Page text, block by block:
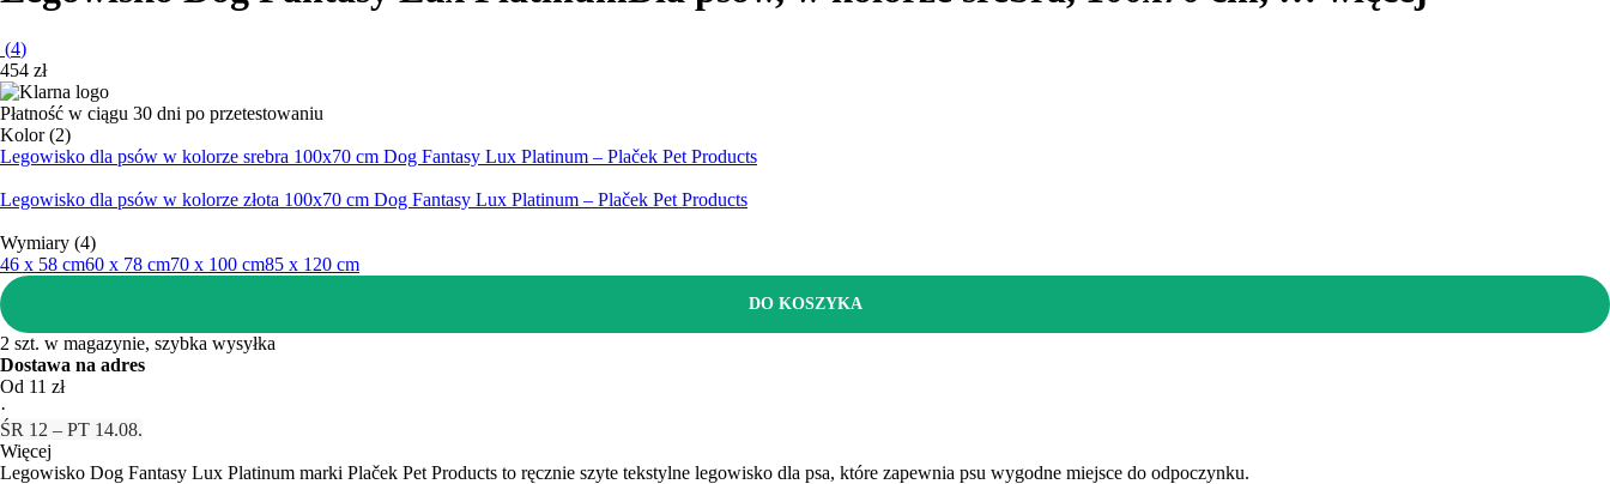
(4)
454 zł
Płatność w ciągu 30 dni po przetestowaniu
Kolor (2)
Legowisko dla psów w kolorze srebra 100x70 cm Dog Fantasy Lux Platinum – Plaček Pet Products
Legowisko dla psów w kolorze złota 100x70 cm Dog Fantasy Lux Platinum – Plaček Pet Products
Wymiary (4)
46 x 58 cm60 x 78 cm70 x 100 cm85 x 120 cm
DO KOSZYKA
2 szt. w magazynie, szybka wysyłka
Dostawa na adres
Od 11 zł
·
ŚR 12 – PT 14.08.
Więcej
Legowisko Dog Fantasy Lux Platinum marki Plaček Pet Products to ręcznie szyte tekstylne legowisko dla psa, które zapewnia psu wygodne miejsce do odpoczynku.